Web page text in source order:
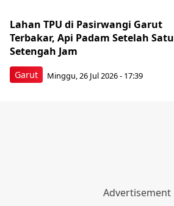
Garut
Lahan TPU di Pasirwangi Garut
Terbakar, Api Padam Setelah Satu
Setengah Jam
Minggu, 26 Jul 2026 - 17:39